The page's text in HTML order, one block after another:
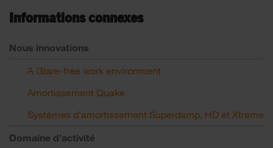
Informations connexes
Nous innovations
A Glare-free work environment
Amortissement Quake
Systèmes d’amortissement Superdamp, HD et Xtreme
Domaine d’activité